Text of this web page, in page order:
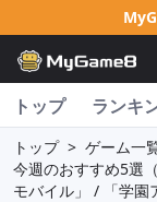
トップ ランキ
トップ > ゲーム一
今週のおすすめ5選
モバイル」 / 「学園